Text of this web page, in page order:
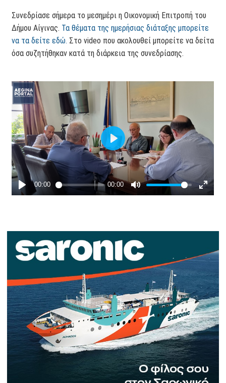
Συνεδρίασε σήμερα το μεσημέρι η Οικονομική Επιτροπή του
Δήμου Αίγινας. Τα θέματα της ημερήσιας διάταξης μπορείτε
να τα δείτε εδώ. Στο video που ακολουθεί μπορείτε να δείτα
όσα συζητήθηκαν κατά τη διάρκεια της συνεδρίασης.